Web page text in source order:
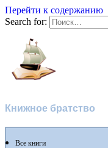
Перейти к содержанию
Search for:
Книжное братство
Все книги